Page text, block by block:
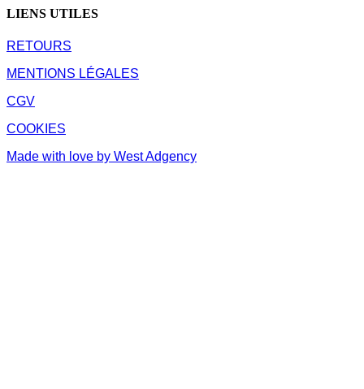
LIENS UTILES
RETOURS
MENTIONS LÉGALES
CGV
COOKIES
Made with love by West Adgency